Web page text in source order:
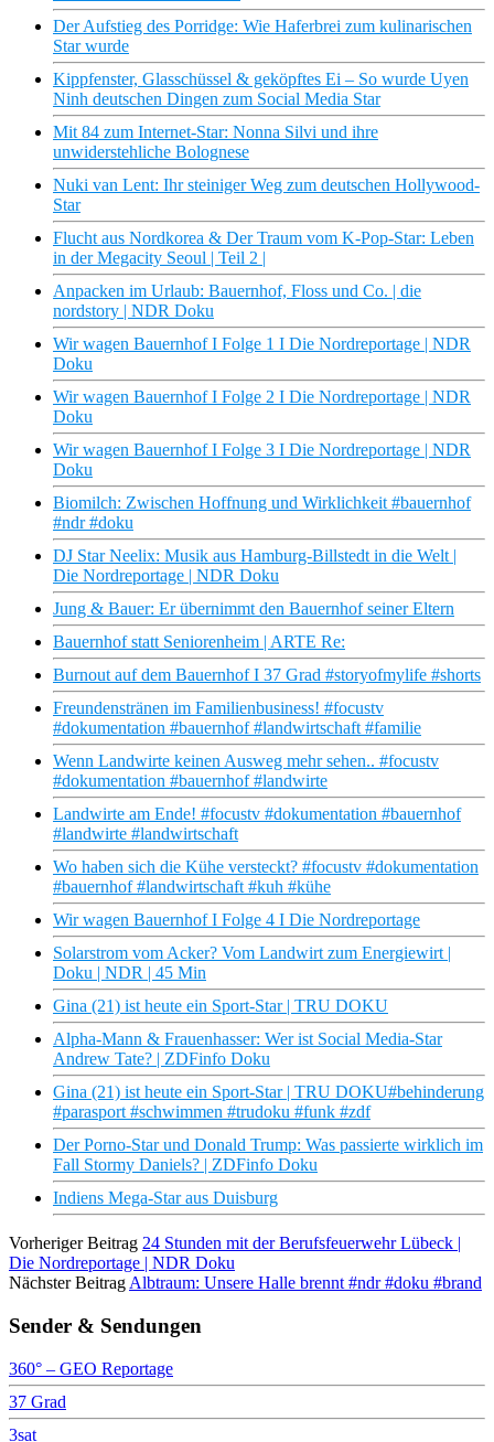
Der Aufstieg des Porridge: Wie Haferbrei zum kulinarischen
Star wurde
Kippfenster, Glasschüssel & geköpftes Ei – So wurde Uyen
Ninh deutschen Dingen zum Social Media Star
Mit 84 zum Internet-Star: Nonna Silvi und ihre
unwiderstehliche Bolognese
Nuki van Lent: Ihr steiniger Weg zum deutschen Hollywood-
Star
Flucht aus Nordkorea & Der Traum vom K-Pop-Star: Leben
in der Megacity Seoul | Teil 2 |
Anpacken im Urlaub: Bauernhof, Floss und Co. | die
nordstory | NDR Doku
Wir wagen Bauernhof I Folge 1 I Die Nordreportage | NDR
Doku
Wir wagen Bauernhof I Folge 2 I Die Nordreportage | NDR
Doku
Wir wagen Bauernhof I Folge 3 I Die Nordreportage | NDR
Doku
Biomilch: Zwischen Hoffnung und Wirklichkeit #bauernhof
#ndr #doku
DJ Star Neelix: Musik aus Hamburg-Billstedt in die Welt |
Die Nordreportage | NDR Doku
Jung & Bauer: Er übernimmt den Bauernhof seiner Eltern
Bauernhof statt Seniorenheim | ARTE Re:
Burnout auf dem Bauernhof I 37 Grad #storyofmylife #shorts
Freundenstränen im Familienbusiness! #focustv
#dokumentation #bauernhof #landwirtschaft #familie
Wenn Landwirte keinen Ausweg mehr sehen.. #focustv
#dokumentation #bauernhof #landwirte
Landwirte am Ende! #focustv #dokumentation #bauernhof
#landwirte #landwirtschaft
Wo haben sich die Kühe versteckt? #focustv #dokumentation
#bauernhof #landwirtschaft #kuh #kühe
Wir wagen Bauernhof I Folge 4 I Die Nordreportage
Solarstrom vom Acker? Vom Landwirt zum Energiewirt |
Doku | NDR | 45 Min
Gina (21) ist heute ein Sport-Star | TRU DOKU
Alpha-Mann & Frauenhasser: Wer ist Social Media-Star
Andrew Tate? | ZDFinfo Doku
Gina (21) ist heute ein Sport-Star | TRU DOKU#behinderung
#parasport #schwimmen #trudoku #funk #zdf
Der Porno-Star und Donald Trump: Was passierte wirklich im
Fall Stormy Daniels? | ZDFinfo Doku
Indiens Mega-Star aus Duisburg
Vorheriger Beitrag 24 Stunden mit der Berufsfeuerwehr Lübeck |
Die Nordreportage | NDR Doku
Nächster Beitrag Albtraum: Unsere Halle brennt #ndr #doku #brand
Sender & Sendungen
360° – GEO Reportage
37 Grad
3sat